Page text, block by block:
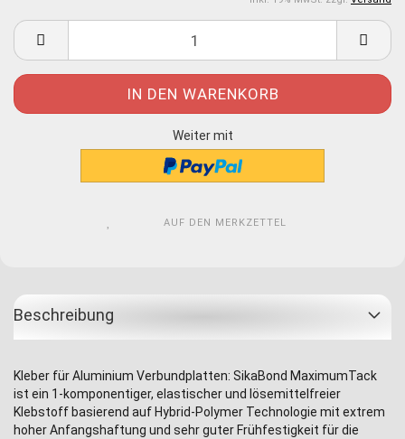
Weiter mit
AUF DEN MERKZETTEL
Beschreibung
Kleber für Aluminium Verbundplatten: SikaBond MaximumTack
ist ein 1-komponentiger, elastischer und lösemittelfreier
Klebstoff basierend auf Hybrid-Polymer Technologie mit extrem
hoher Anfangshaftung und sehr guter Frühfestigkeit für die